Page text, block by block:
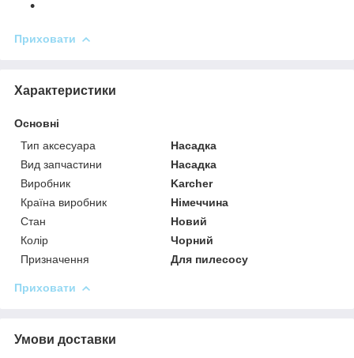
Приховати
Характеристики
Основні
Тип аксесуара
Насадка
Вид запчастини
Насадка
Виробник
Karcher
Країна виробник
Німеччина
Стан
Новий
Колір
Чорний
Призначення
Для пилесосу
Приховати
Умови доставки